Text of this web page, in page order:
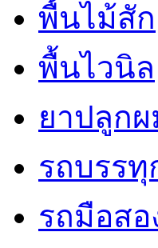
พื้นไม้สัก
พื้นไวนิล
ยาปลูกผ
รถบรรทุ
รถมือสอ